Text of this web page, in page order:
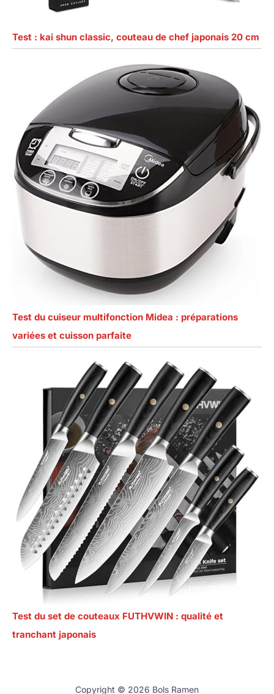
Test : kai shun classic, couteau de chef japonais 20 cm
Test du cuiseur multifonction Midea : préparations
variées et cuisson parfaite
Test du set de couteaux FUTHVWIN : qualité et
tranchant japonais
Copyright © 2026 Bols Ramen